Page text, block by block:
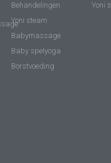
Behandelingen
Yoni steam
Babymassage
Baby spelyoga
Borstvoeding
Yoni